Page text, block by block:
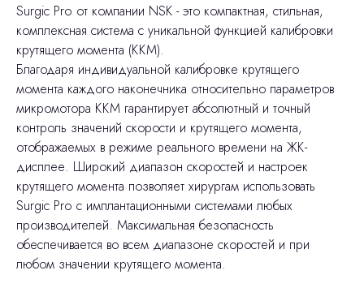
Surgic Pro от компании NSK - это компактная, стильная,
комплексная система с уникальной функцией калибровки
крутящего момента (ККМ).
Благодаря индивидуальной калибровке крутящего
момента каждого наконечника относительно параметров
микромотора ККМ гарантирует абсолютный и точный
контроль значений скорости и крутящего момента,
отображаемых в режиме реального времени на ЖК-
дисплее. Широкий диапазон скоростей и настроек
крутящего момента позволяет хирургам использовать
Surgic Pro с имплантационными системами любых
производителей. Максимальная безопасность
обеспечивается во всем диапазоне скоростей и при
любом значении крутящего момента.